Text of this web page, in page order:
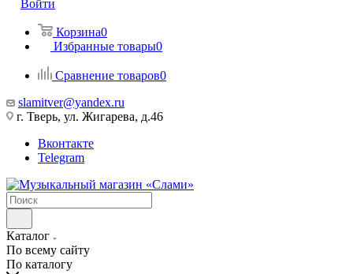
Войти
Корзина0
Избранные товары0
Сравнение товаров0
slamitver@yandex.ru
г. Тверь, ул. Жигарева, д.46
Вконтакте
Telegram
Каталог
По всему сайту
По каталогу